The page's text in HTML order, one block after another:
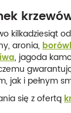
kilkadziesiąt
aronia,
, jagoda
jak i pełnym
się z ofertą